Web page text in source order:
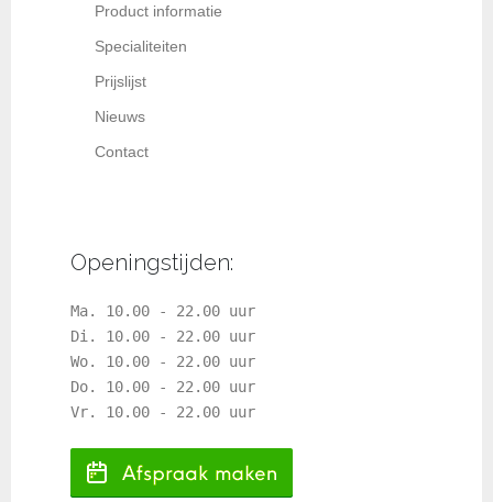
Product informatie
Specialiteiten
Prijslijst
Nieuws
Contact
Openingstijden:
Ma. 10.00 - 22.00 uur
Di. 10.00 - 22.00 uur
Wo. 10.00 - 22.00 uur
Do. 10.00 - 22.00 uur
Vr. 10.00 - 22.00 uur